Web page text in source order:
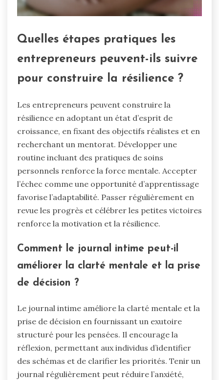
Quelles étapes pratiques les
entrepreneurs peuvent-ils suivre
pour construire la résilience ?
Les entrepreneurs peuvent construire la
résilience en adoptant un état d’esprit de
croissance, en fixant des objectifs réalistes et en
recherchant un mentorat. Développer une
routine incluant des pratiques de soins
personnels renforce la force mentale. Accepter
l’échec comme une opportunité d’apprentissage
favorise l’adaptabilité. Passer régulièrement en
revue les progrès et célébrer les petites victoires
renforce la motivation et la résilience.
Comment le journal intime peut-il
améliorer la clarté mentale et la prise
de décision ?
Le journal intime améliore la clarté mentale et la
prise de décision en fournissant un exutoire
structuré pour les pensées. Il encourage la
réflexion, permettant aux individus d’identifier
des schémas et de clarifier les priorités. Tenir un
journal régulièrement peut réduire l’anxiété,